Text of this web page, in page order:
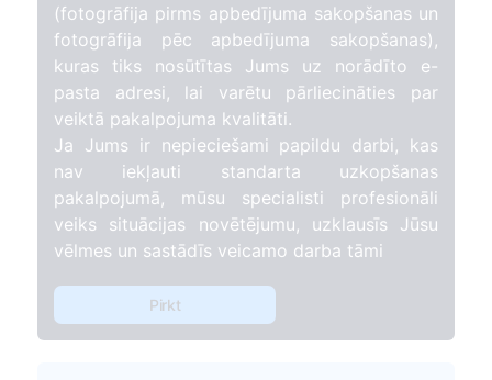
(fotogrāfija pirms apbedījuma sakopšanas un
fotogrāfija pēc apbedījuma sakopšanas),
kuras tiks nosūtītas Jums uz norādīto e-
pasta adresi, lai varētu pārliecināties par
veiktā pakalpojuma kvalitāti.
Ja Jums ir nepieciešami papildu darbi, kas
nav iekļauti standarta uzkopšanas
pakalpojumā, mūsu specialisti profesionāli
veiks situācijas novētējumu, uzklausīs Jūsu
vēlmes un sastādīs veicamo darba tāmi
Pirkt